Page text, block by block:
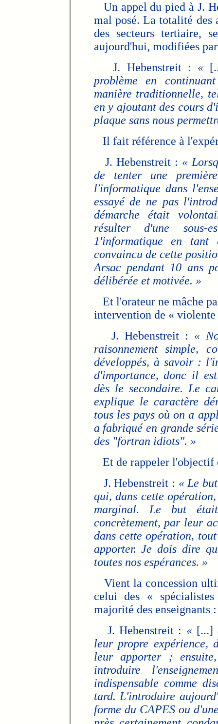
Un appel du pied à J.
mal posé. La totalité des
des secteurs tertiaire,
aujourd'hui, modifiées
J. Hebenstreit : «
problème en
manière traditionnelle,
en y ajoutant des cours
plaque sans nous
Il fait référence à
J. Hebenstreit : «
de tenter une
l'informatique dans
essayé de ne pas
démarche était
résulter d'une sous-
1'informatique en
convaincu de cette
Arsac pendant 10 ans
délibérée et motivée. »
Et l'orateur ne mâche
intervention de « violente
J. Hebenstreit : «
raisonnement simple,
développés, à savoir :
d'importance, donc il
dès le secondaire. Le
explique le caractère
tous les pays où on a
a fabriqué en grande
des "fortran idiots". »
Et de rappeler l'objectif
J. Hebenstreit : « Le
qui, dans cette
marginal. Le but
concrètement, par leur
dans cette opération,
apporter. Je dois dire
toutes nos espérances. »
Vient la concession
celui des «
majorité des enseignants :
J. Hebenstreit : « [...]
leur propre expérience,
leur apporter ;
introduire
indispensable comme
tard. L'introduire
forme du CAPES ou